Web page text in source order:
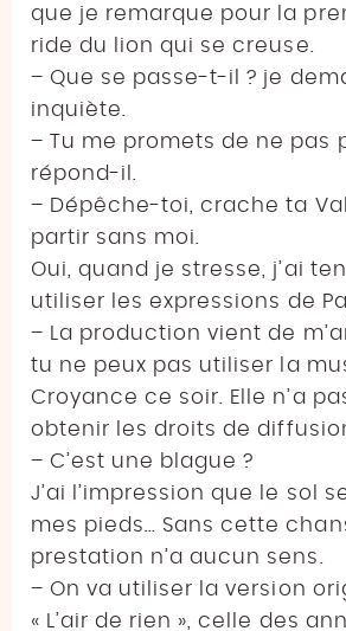
que je remarque pour la
ride du lion qui se creuse.
– Que se passe-t-il ? je
inquiète.
– Tu me promets de ne pas
répond-il.
– Dépêche-toi, crache ta
partir sans moi.
Oui, quand je stresse, j’ai
utiliser les expressions de
– La production vient de
tu ne peux pas utiliser la
Croyance ce soir. Elle n’a
obtenir les droits de
– C’est une blague ?
J’ai l’impression que le sol
mes pieds… Sans cette
prestation n’a aucun sens.
– On va utiliser la version
« L’air de rien », celle des